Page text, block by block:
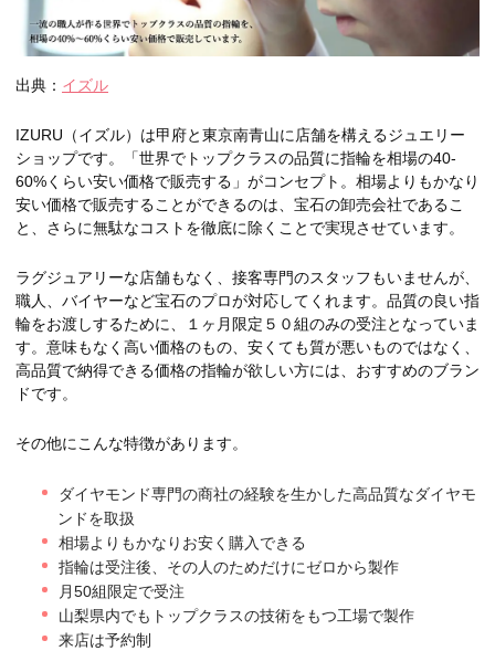
出典： イズル
IZURU（イズル）は甲府と東京南青山に店舗を構えるジュエリー
ショップです。「世界でトップクラスの品質に指輪を相場の40-
60%くらい安い価格で販売する」がコンセプト。相場よりもかなり
安い価格で販売することができるのは、宝石の卸売会社であるこ
と、さらに無駄なコストを徹底に除くことで実現させています。
ラグジュアリーな店舗もなく、接客専門のスタッフもいませんが、
職人、バイヤーなど宝石のプロが対応してくれます。品質の良い指
輪をお渡しするために、１ヶ月限定５０組のみの受注となっていま
す。意味もなく高い価格のもの、安くても質が悪いものではなく、
高品質で納得できる価格の指輪が欲しい方には、おすすめのブラン
ドです。
その他にこんな特徴があります。
ダイヤモンド専門の商社の経験を生かした高品質なダイヤモ
ンドを取扱
相場よりもかなりお安く購入できる
指輪は受注後、その人のためだけにゼロから製作
月50組限定で受注
山梨県内でもトップクラスの技術をもつ工場で製作
来店は予約制